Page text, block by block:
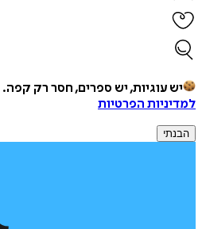
יש עוגיות, יש ספרים, חסר רק קפה.
למדיניות הפרטיות
הבנתי